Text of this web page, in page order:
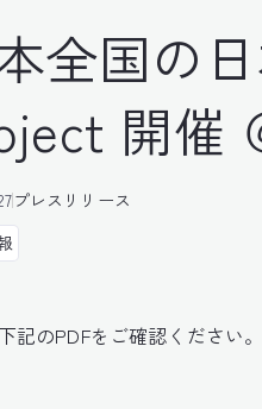
全国の
開催
プレスリリース
記のPDFをご確認ください。